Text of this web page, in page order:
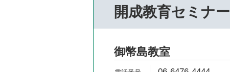
開成教育セミナー
御幣島教室